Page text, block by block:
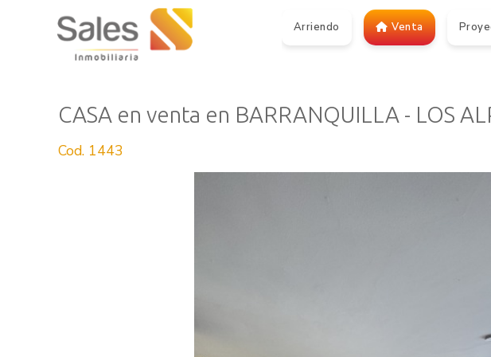
Arriendo Venta
CASA en venta en BARRANQUILLA - LOS
Cod. 1443